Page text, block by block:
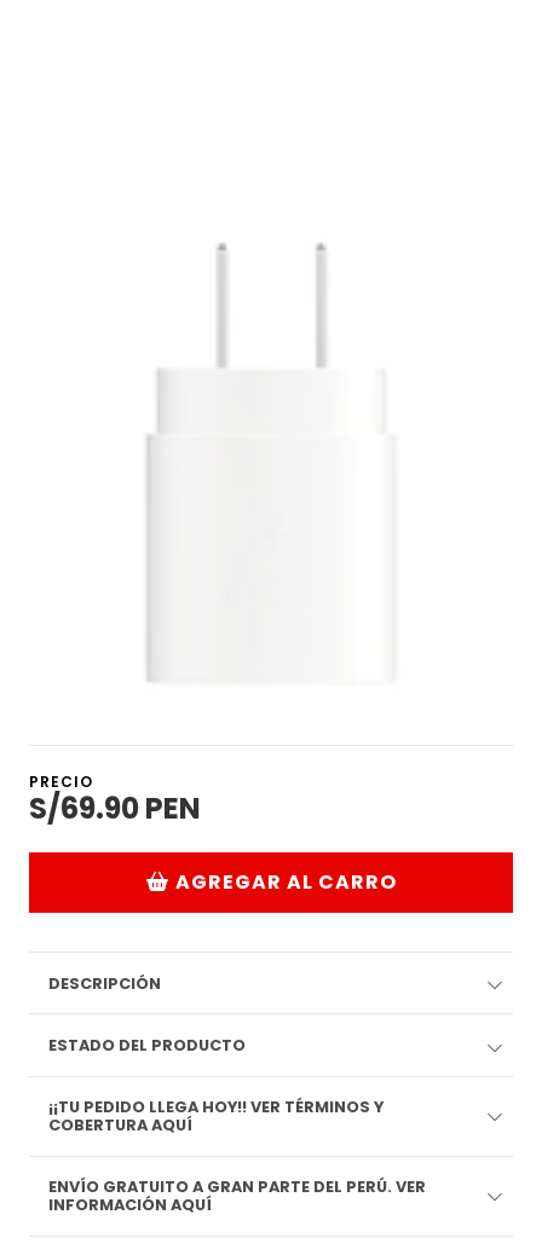
PRECIO
S/69.90 PEN
AGREGAR AL CARRO
DESCRIPCIÓN
ESTADO DEL PRODUCTO
¡¡TU PEDIDO LLEGA HOY!! VER TÉRMINOS Y
COBERTURA AQUÍ
ENVÍO GRATUITO A GRAN PARTE DEL PERÚ. VER
INFORMACIÓN AQUÍ